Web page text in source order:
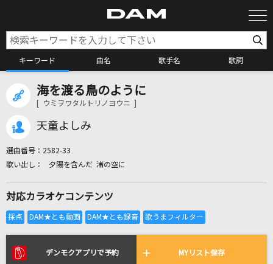
キーワード 曲名 歌手名 歌詞
カラオケ検索
全国りれき
リアルタイムで歌われている曲の一覧
海を渡る鳥のように
[ ウミヲワタルトリノヨウニ ]
天童よしみ
選曲番号： 2582-33
夕陽を含んだ 渚の空に
対応カラオケコンテンツ
デンモクアプリで予約 MYリスト保存